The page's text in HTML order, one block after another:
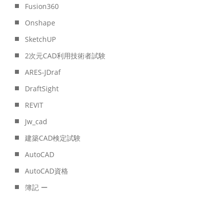
Fusion360
Onshape
SketchUP
2次元CAD利用技術者試験
ARES-JDraf
DraftSight
REVIT
Jw_cad
建築CAD検定試験
AutoCAD
AutoCAD資格
簿記 ー